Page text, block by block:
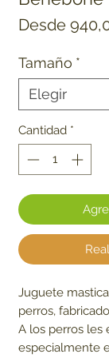
Desde
Tamaño *
Cantidad *
Juguete
perros,
A los perros les
especialmente